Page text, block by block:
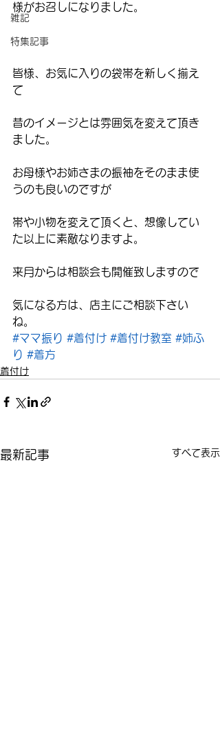
雑記
特集記事
様がお召しになりました。
皆様、お気に入りの袋帯を新しく揃え
て
昔のイメージとは雰囲気を変えて頂き
ました。
お母様やお姉さまの振袖をそのまま使
うのも良いのですが
帯や小物を変えて頂くと、想像してい
た以上に素敵なりますよ。
来月からは相談会も開催致しますので
気になる方は、店主にご相談下さい
ね。
#ママ振り #着付け #着付け教室 #姉ふ
り #着方
着付け
最新記事 すべて表示